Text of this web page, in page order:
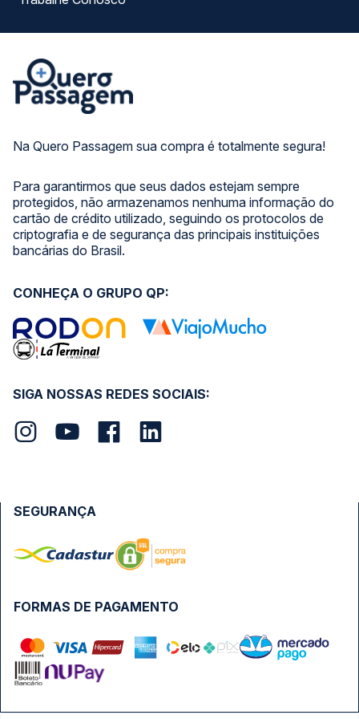
Na Quero Passagem sua compra é totalmente segura!
Para garantirmos que seus dados estejam sempre
protegidos, não armazenamos nenhuma informação do
cartão de crédito utilizado, seguindo os protocolos de
criptografia e de segurança das principais instituições
bancárias do Brasil.
SIGA NOSSAS REDES SOCIAIS:
CONHEÇA O GRUPO QP:
FORMAS DE PAGAMENTO
SEGURANÇA